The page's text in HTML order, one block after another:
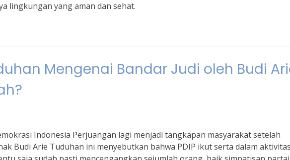
lingkungan yang aman dan sehat.
Mengenai Bandar Judi oleh Budi
Indonesia Perjuangan lagi menjadi tangkapan masyarakat setelah
Budi Arie Tuduhan ini menyebutkan bahwa PDIP ikut serta dalam aktivitas